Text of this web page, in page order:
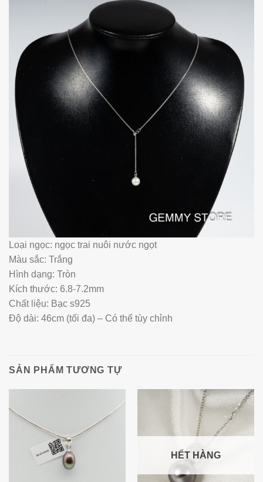
Loại ngọc: ngọc trai nuôi nước ngọt
Màu sắc: Trắng
Hình dạng: Tròn
Kích thước: 6.8-7.2mm
Chất liệu: Bạc s925
Độ dài: 46cm (tối đa) – Có thể tùy chỉnh
SẢN PHẨM TƯƠNG TỰ
HẾT HÀNG